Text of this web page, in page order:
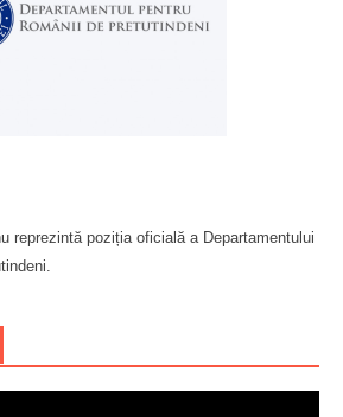
reprezintă poziția oficială a Departamentului